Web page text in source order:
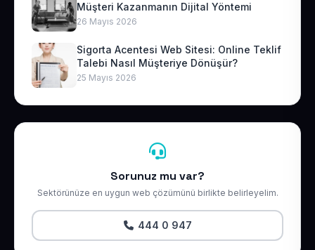
Müşteri Kazanmanın Dijital Yöntemi
26 Mayıs 2026
Sigorta Acentesi Web Sitesi: Online Teklif
Talebi Nasıl Müşteriye Dönüşür?
25 Mayıs 2026
Sorunuz mu var?
Sektörünüze en uygun web çözümünü birlikte belirleyelim.
444 0 947